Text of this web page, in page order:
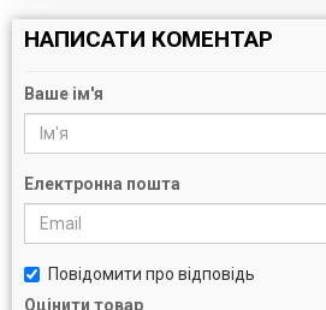
НАПИСАТИ КОМЕНТАР
Ваше ім'я
Електронна пошта
Повідомити про відповідь
Оцінити товар